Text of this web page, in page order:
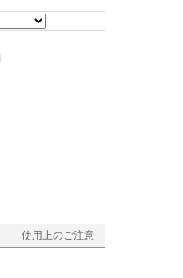
使用上のご注意